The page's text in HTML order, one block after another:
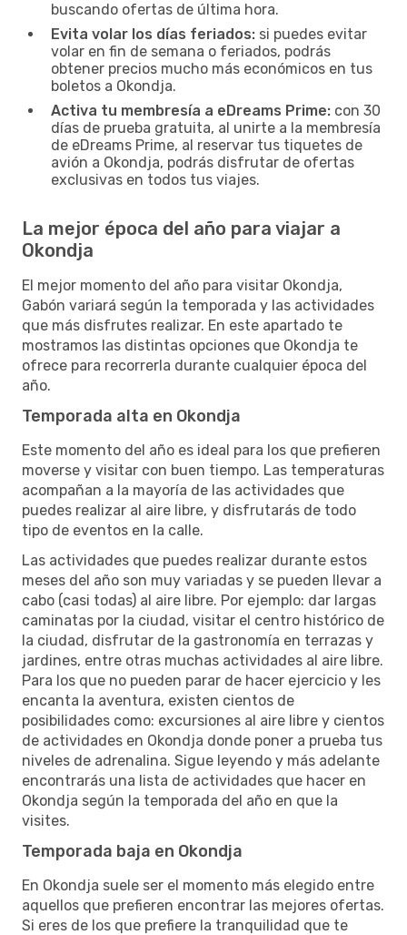
buscando ofertas de última hora.
Evita volar los días feriados: si puedes evitar
volar en fin de semana o feriados, podrás
obtener precios mucho más económicos en tus
boletos a Okondja.
Activa tu membresía a eDreams Prime: con 30
días de prueba gratuita, al unirte a la membresía
de eDreams Prime, al reservar tus tiquetes de
avión a Okondja, podrás disfrutar de ofertas
exclusivas en todos tus viajes.
La mejor época del año para viajar a
Okondja
El mejor momento del año para visitar Okondja,
Gabón variará según la temporada y las actividades
que más disfrutes realizar. En este apartado te
mostramos las distintas opciones que Okondja te
ofrece para recorrerla durante cualquier época del
año.
Temporada alta en Okondja
Este momento del año es ideal para los que prefieren
moverse y visitar con buen tiempo. Las temperaturas
acompañan a la mayoría de las actividades que
puedes realizar al aire libre, y disfrutarás de todo
tipo de eventos en la calle.
Las actividades que puedes realizar durante estos
meses del año son muy variadas y se pueden llevar a
cabo (casi todas) al aire libre. Por ejemplo: dar largas
caminatas por la ciudad, visitar el centro histórico de
la ciudad, disfrutar de la gastronomía en terrazas y
jardines, entre otras muchas actividades al aire libre.
Para los que no pueden parar de hacer ejercicio y les
encanta la aventura, existen cientos de
posibilidades como: excursiones al aire libre y cientos
de actividades en Okondja donde poner a prueba tus
niveles de adrenalina. Sigue leyendo y más adelante
encontrarás una lista de actividades que hacer en
Okondja según la temporada del año en que la
visites.
Temporada baja en Okondja
En Okondja suele ser el momento más elegido entre
aquellos que prefieren encontrar las mejores ofertas.
Si eres de los que prefiere la tranquilidad que te